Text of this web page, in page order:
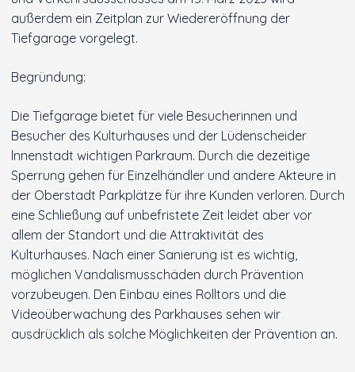
Kontakt
außerdem ein Zeitplan zur Wiedereröffnung der
Tiefgarage vorgelegt.
Begründung:
Die Tiefgarage bietet für viele Besucherinnen und
Besucher des Kulturhauses und der Lüdenscheider
lnnenstadt wichtigen Parkraum. Durch die dezeitige
Sperrung gehen für Einzelhändler und andere Akteure in
der Oberstadt Parkplätze für ihre Kunden verloren. Durch
eine Schließung auf unbefristete Zeit leidet aber vor
allem der Standort und die Attraktivität des
Kulturhauses. Nach einer Sanierung ist es wichtig,
möglichen Vandalismusschäden durch Prävention
vorzubeugen. Den Einbau eines Rolltors und die
Videoüberwachung des Parkhauses sehen wir
ausdrücklich als solche Möglichkeiten der Prävention an.